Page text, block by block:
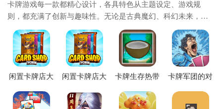
卡牌游戏每一款都精心设计，各具特色从主题设定、游戏规
则，都充满了创新与趣味性。无论是古典魔幻、科幻未来，还
是历史战争、现代都市，各种题材的卡牌游戏应有尽有，为玩
家提供了一个广阔而多元的游戏世界，让每个
闲置卡牌店大
(TCGCardTycoon)
闲置卡牌店大
(TCGCardTycoon)
卡牌生存热带
卡牌军团的对